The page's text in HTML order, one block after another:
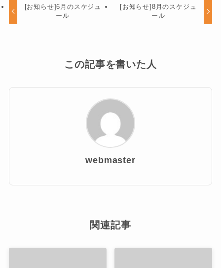
[お知らせ]6月のスケジュ
ール
[お知らせ]8月のスケジュ
ール
この記事を書いた人
webmaster
関連記事